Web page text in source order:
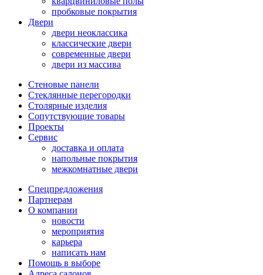
пробковые покрытия
Двери
двери неоклассика
классические двери
современные двери
двери из массива
Стеновые панели
Стеклянные перегородки
Столярные изделия
Сопутствующие товары
Проекты
Сервис
доставка и оплата
напольные покрытия
межкомнатные двери
Спецпредложения
Партнерам
О компании
новости
мероприятия
карьера
написать нам
Помощь в выборе